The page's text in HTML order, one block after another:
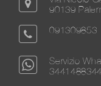
90139
091309853
Servizio
3441488344